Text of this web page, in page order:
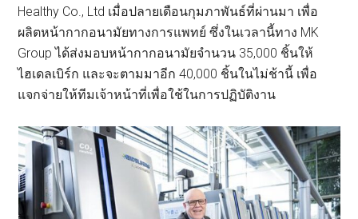
Healthy Co., Ltd เมื่อปลายเดือนกุมภาพันธ์ที่ผ่านมา เพื่อ
ผลิตหน้ากากอนามัยทางการแพทย์ ซึ่งในเวลานี้ทาง MK
Group ได้ส่งมอบหน้ากากอนามัยจำนวน 35,000 ชิ้นให้
ไฮเดลเบิร์ก และจะตามมาอีก 40,000 ชิ้นในไม่ช้านี้ เพื่อ
แจกจ่ายให้ทีมเจ้าหน้าที่เพื่อใช้ในการปฏิบัติงาน